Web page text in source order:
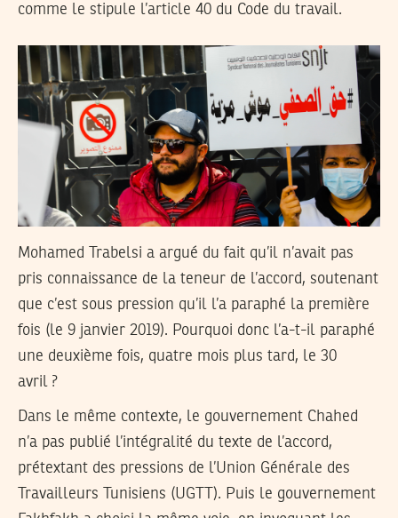
comme le stipule l’article 40 du Code du travail.
Mohamed Trabelsi a argué du fait qu’il n’avait pas
pris connaissance de la teneur de l’accord, soutenant
que c’est sous pression qu’il l’a paraphé la première
fois (le 9 janvier 2019). Pourquoi donc l’a-t-il paraphé
une deuxième fois, quatre mois plus tard, le 30
avril ?
Dans le même contexte, le gouvernement Chahed
n’a pas publié l’intégralité du texte de l’accord,
prétextant des pressions de l’Union Générale des
Travailleurs Tunisiens (UGTT). Puis le gouvernement